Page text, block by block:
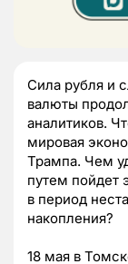
Сила рубля и
валюты
аналитиков.
мировая
Трампа. Чем
путем пойдет
в период
накопления?
18 мая в